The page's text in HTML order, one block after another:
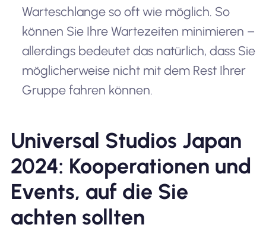
Warteschlange so oft wie möglich. So
können Sie Ihre Wartezeiten minimieren –
allerdings bedeutet das natürlich, dass Sie
möglicherweise nicht mit dem Rest Ihrer
Gruppe fahren können.
Universal Studios Japan
2024: Kooperationen und
Events, auf die Sie
achten sollten